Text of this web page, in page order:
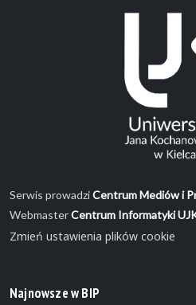
Serwis prowadziCentrum Mediów i
WebmasterCentrum Informatyki
Zmień ustawienia plików cookie
Najnowsze w BIP